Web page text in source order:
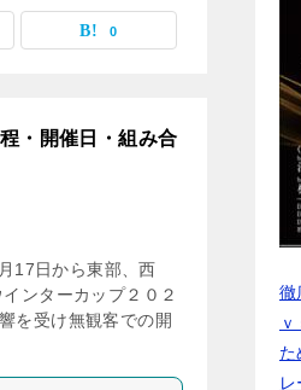
0
・開催日・組み合
17日から東部、西
ンターカップ２０２
を受け無観客での開
徹
た
レ